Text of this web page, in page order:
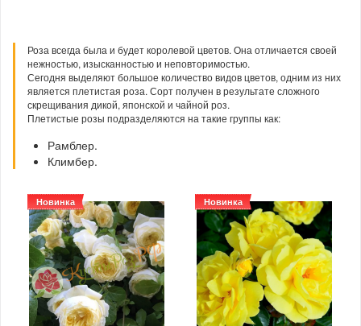
Роза всегда была и будет королевой цветов. Она отличается своей
нежностью, изысканностью и неповторимостью.
Сегодня выделяют большое количество видов цветов, одним из них
является плетистая роза. Сорт получен в результате сложного
скрещивания дикой, японской и чайной роз.
Плетистые розы подразделяются на такие группы как:
Рамблер.
Климбер.
Новинка Новинка